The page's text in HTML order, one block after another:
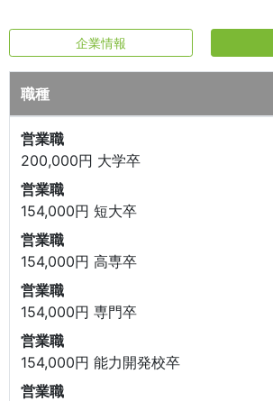
企業情報
職種
営業職
200,000円 大学卒
営業職
154,000円 短大卒
営業職
154,000円 高専卒
営業職
154,000円 専門卒
営業職
154,000円 能力開発校卒
営業職